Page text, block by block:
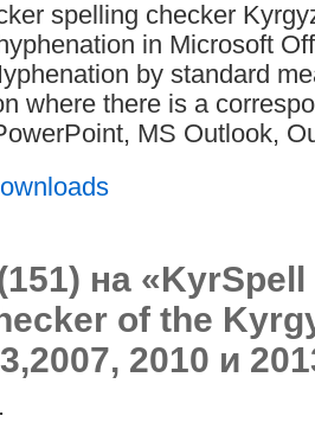
spelling checker
in Microsoft
by standard
where there is a
MS Outlook,
на
of the
2010 и